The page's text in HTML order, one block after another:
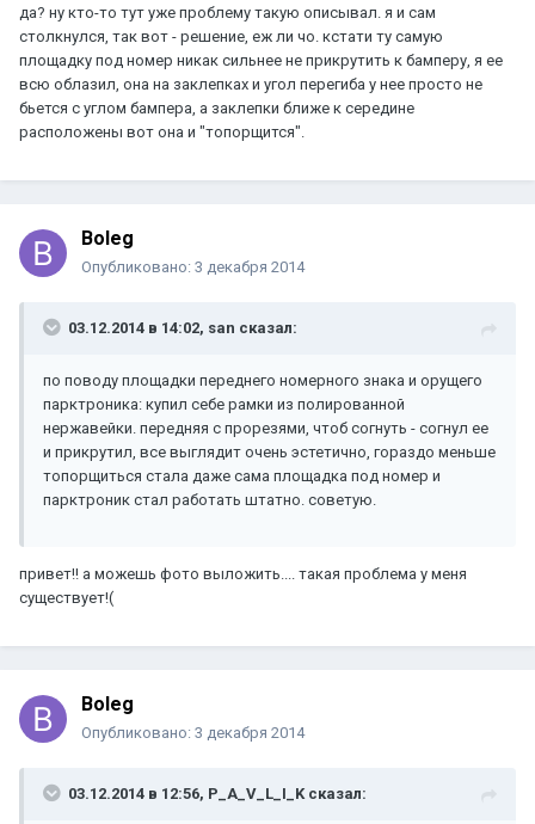
да? ну кто-то тут уже проблему такую описывал. я и сам
столкнулся, так вот - решение, еж ли чо. кстати ту самую
площадку под номер никак сильнее не прикрутить к бамперу, я ее
всю облазил, она на заклепках и угол перегиба у нее просто не
бьется с углом бампера, а заклепки ближе к середине
расположены вот она и "топорщится".
Boleg
Опубликовано: 3 декабря 2014
03.12.2014 в 14:02, san сказал:
по поводу площадки переднего номерного знака и орущего
парктроника: купил себе рамки из полированной
нержавейки. передняя с прорезями, чтоб согнуть - согнул ее
и прикрутил, все выглядит очень эстетично, гораздо меньше
топорщиться стала даже сама площадка под номер и
парктроник стал работать штатно. советую.
привет!! а можешь фото выложить.... такая проблема у меня
существует!(
Boleg
Опубликовано: 3 декабря 2014
03.12.2014 в 12:56, P_A_V_L_I_K сказал: